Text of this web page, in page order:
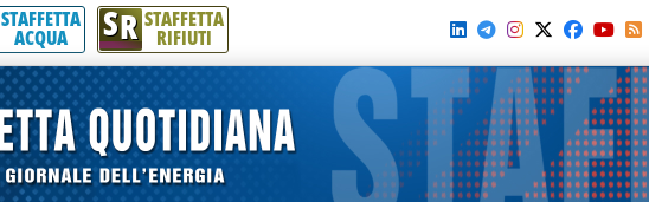
STAFFETTA
ACQUA SR STAFFETTA
RIFIUTI